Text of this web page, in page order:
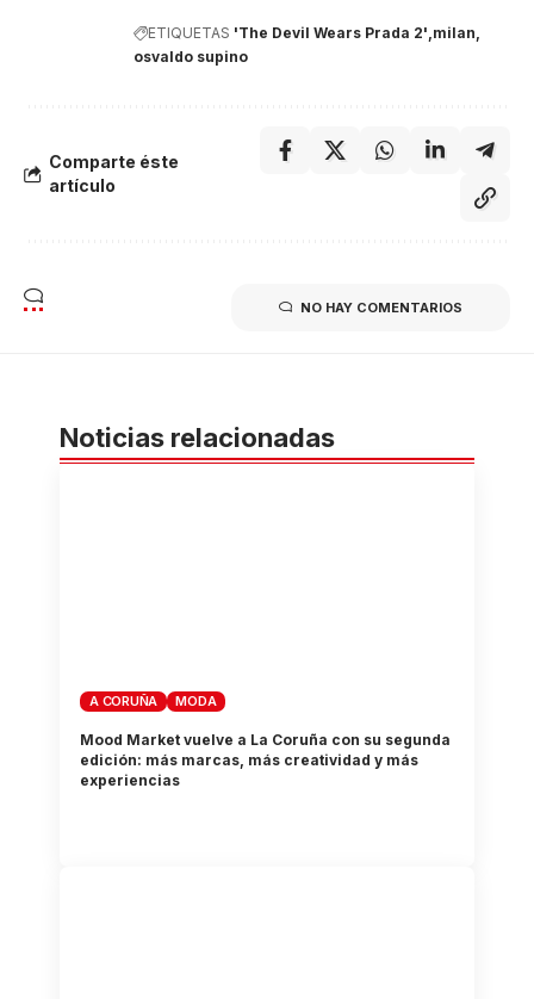
ETIQUETAS 'The Devil Wears Prada 2' milan
osvaldo supino
Comparte éste
artículo
NO HAY COMENTARIOS
Noticias relacionadas
A CORUÑA MODA
Mood Market vuelve a La Coruña con su segunda
edición: más marcas, más creatividad y más
experiencias